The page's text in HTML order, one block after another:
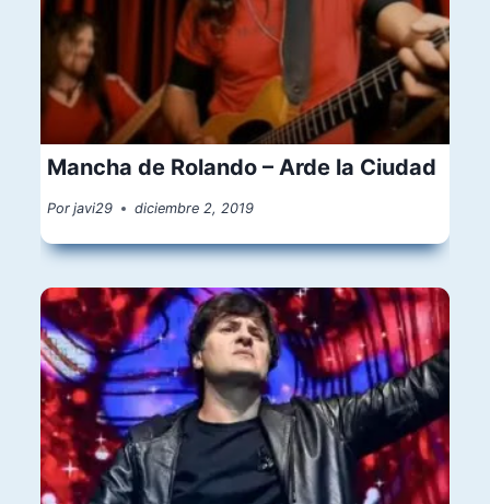
Mancha de Rolando – Arde la Ciudad
Por javi29 diciembre 2, 2019